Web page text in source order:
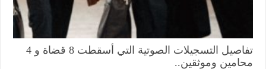
تفاصيل التسجيلات الصوتية التي أسقطت 8 قضاة و 4
محامين وموثقين..